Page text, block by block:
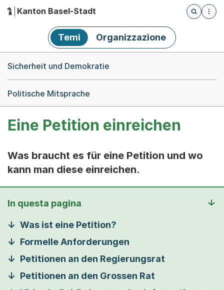
Hauptnavigation
Kanton Basel-Stadt
Öffnet
Temi Organizzazione
Sicherheit und Demokratie
Politische Mitsprache
Eine Petition einreichen
Was braucht es für eine Petition und wo
kann man diese einreichen.
In questa pagina
Was ist eine Petition?
Formelle Anforderungen
Petitionen an den Regierungsrat
Petitionen an den Grossen Rat